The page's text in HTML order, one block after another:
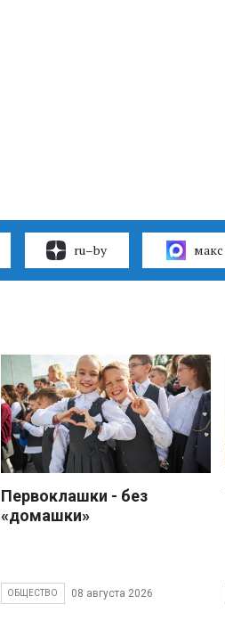
ru–by макс
Первоклашки - без
«домашки»
ОБЩЕСТВО 08 августа 2026